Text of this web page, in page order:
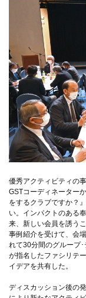
優秀アクティビティの
GSTコーディネーター
をするクラブですか？
い。インパクトのある
来、新しい会員を誘う
事例紹介を受けて、会
れて30分間のグループ
が指名したファシリテ
イデアを共有した。
ディスカッション後の